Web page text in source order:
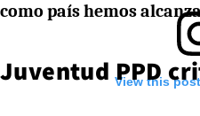
View this
como país hemos
Juventud PPD